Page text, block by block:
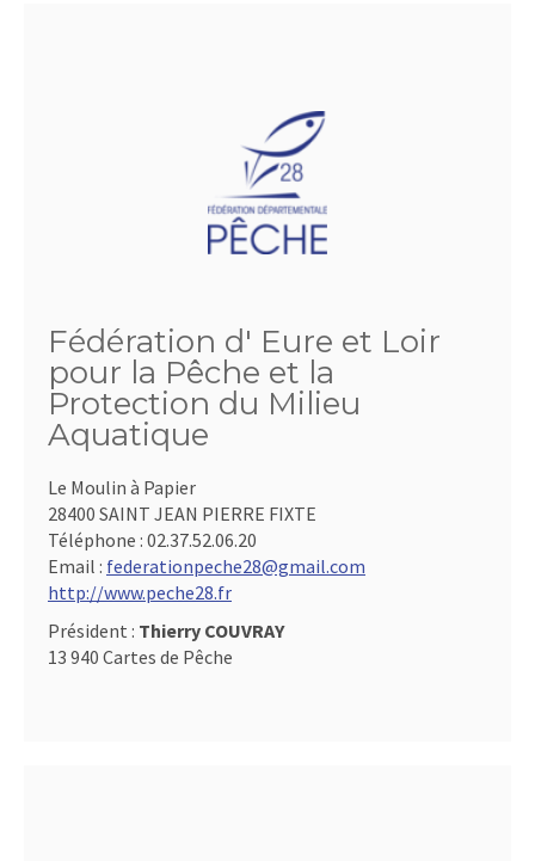
Fédération d' Eure et Loir
pour la Pêche et la
Protection du Milieu
Aquatique
Le Moulin à Papier
28400 SAINT JEAN PIERRE FIXTE
Téléphone : 02.37.52.06.20
Email : federationpeche28@gmail.com
http://www.peche28.fr
Président : Thierry COUVRAY
13 940 Cartes de Pêche